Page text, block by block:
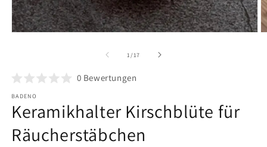
öffnen
1 /von
17
0 Bewertungen
BADENO
Keramikhalter Kirschblüte für
Räucherstäbchen